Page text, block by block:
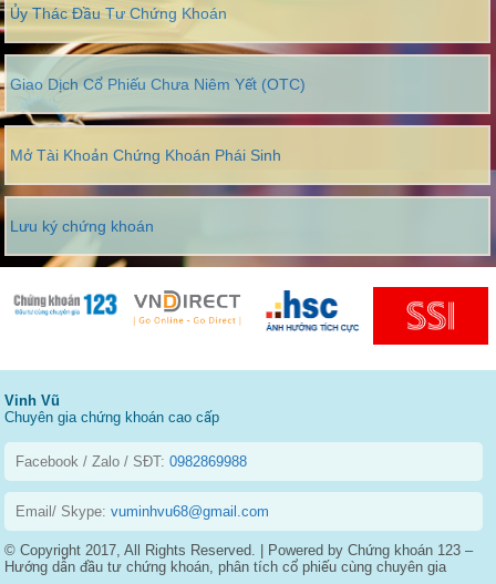
Ủy Thác Đầu Tư Chứng Khoán
Giao Dịch Cổ Phiếu Chưa Niêm Yết (OTC)
Mở Tài Khoản Chứng Khoán Phái Sinh
Lưu ký chứng khoán
Vinh Vũ
Chuyên gia chứng khoán cao cấp
Facebook / Zalo / SĐT:0982869988
Email/ Skype:vuminhvu68@gmail.com
© Copyright 2017, All Rights Reserved. | Powered by Chứng khoán 123 –
Hướng dẫn đầu tư chứng khoán, phân tích cổ phiếu cùng chuyên gia